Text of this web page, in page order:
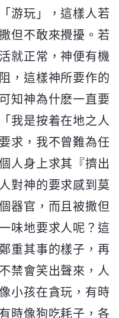
游玩」，這樣人若
但不敢來攪擾。若
就正常，神便有機
，這樣神所要作的
知神為什麽一直要
我是按着在地之人
求，我不曾難為任
人身上求其『擠出
對神的要求感到莫
器官，而且被撒但
味地要求人呢？這
重其事的樣子，再
禁會笑出聲來，人
小孩在貪玩，有時
時像狗吃耗子，各